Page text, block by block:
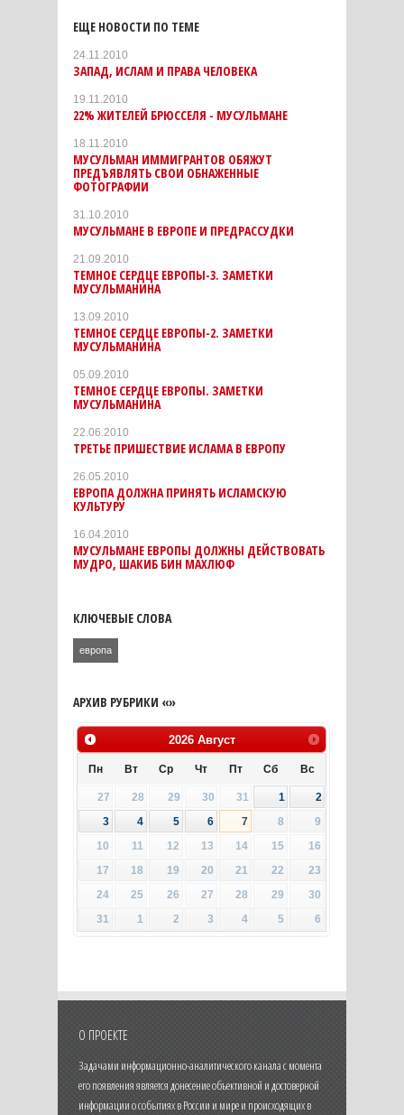
ЕЩЕ НОВОСТИ ПО ТЕМЕ
24.11.2010
ЗАПАД, ИСЛАМ И ПРАВА ЧЕЛОВЕКА
19.11.2010
22% ЖИТЕЛЕЙ БРЮССЕЛЯ - МУСУЛЬМАНЕ
18.11.2010
МУСУЛЬМАН ИММИГРАНТОВ ОБЯЖУТ
ПРЕДЪЯВЛЯТЬ СВОИ ОБНАЖЕННЫЕ
ФОТОГРАФИИ
31.10.2010
МУСУЛЬМАНЕ В ЕВРОПЕ И ПРЕДРАССУДКИ
21.09.2010
ТЕМНОЕ СЕРДЦЕ ЕВРОПЫ-3. ЗАМЕТКИ
МУСУЛЬМАНИНА
13.09.2010
ТЕМНОЕ СЕРДЦЕ ЕВРОПЫ-2. ЗАМЕТКИ
МУСУЛЬМАНИНА
05.09.2010
ТЕМНОЕ СЕРДЦЕ ЕВРОПЫ. ЗАМЕТКИ
МУСУЛЬМАНИНА
22.06.2010
ТРЕТЬЕ ПРИШЕСТВИЕ ИСЛАМА В ЕВРОПУ
26.05.2010
ЕВРОПА ДОЛЖНА ПРИНЯТЬ ИСЛАМСКУЮ
КУЛЬТУРУ
16.04.2010
МУСУЛЬМАНЕ ЕВРОПЫ ДОЛЖНЫ ДЕЙСТВОВАТЬ
МУДРО, ШАКИБ БИН МАХЛЮФ
КЛЮЧЕВЫЕ СЛОВА
европа
АРХИВ РУБРИКИ «»
2026 Август
Пн Вт Ср Чт Пт Сб Вс
27 28 29 30 31 1
2
3
4 5 6 7 8
9
10
11 12 13 14 15
16
17
18 19 20 21 22
23
24
25 26 27 28 29
30
31
1 2 3 4 5 6
О ПРОЕКТЕ
Задачами информационно-аналитического канала с момента
его появления является донесение объективной и достоверной
информации о событиях в России и мире и происходящих в